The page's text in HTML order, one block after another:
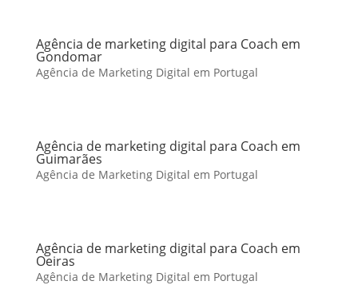
Agência de marketing digital para Coach em
Gondomar
Agência de Marketing Digital em Portugal
Agência de marketing digital para Coach em
Guimarães
Agência de Marketing Digital em Portugal
Agência de marketing digital para Coach em
Oeiras
Agência de Marketing Digital em Portugal